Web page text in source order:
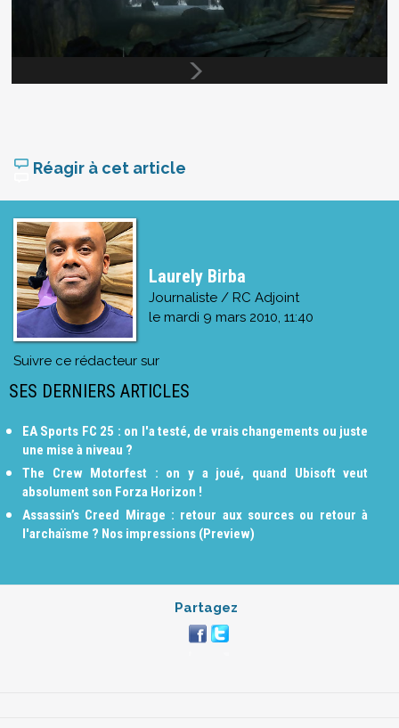
Réagir à cet article
Laurely Birba
Journaliste / RC Adjoint
le mardi 9 mars 2010, 11:40
Suivre ce rédacteur sur
SES DERNIERS ARTICLES
EA Sports FC 25 : on l'a testé, de vrais changements ou juste
une mise à niveau ?
The Crew Motorfest : on y a joué, quand Ubisoft veut
absolument son Forza Horizon !
Assassin’s Creed Mirage : retour aux sources ou retour à
l'archaïsme ? Nos impressions (Preview)
Partagez